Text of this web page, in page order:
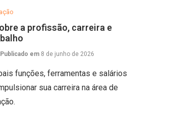
a profissão, carreira e
Publicado em 8 de junho de 2026
funções, ferramentas e salários
sua carreira na área de